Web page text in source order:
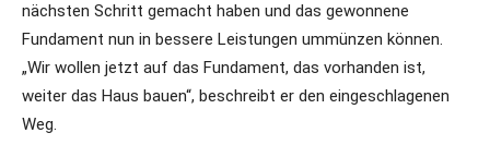
nächsten Schritt gemacht haben und das gewonnene
Fundament nun in bessere Leistungen ummünzen können.
„Wir wollen jetzt auf das Fundament, das vorhanden ist,
weiter das Haus bauen“, beschreibt er den eingeschlagenen
Weg.